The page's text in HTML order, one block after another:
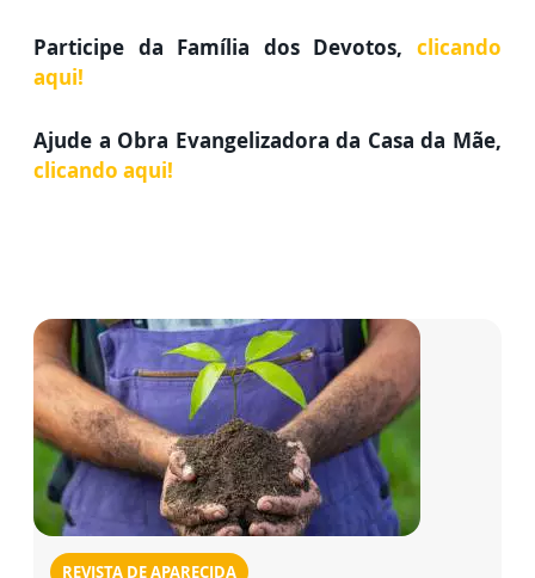
Participe da Família dos Devotos, clicando
aqui!
Ajude a Obra Evangelizadora da Casa da Mãe,
clicando aqui!
REVISTA DE APARECIDA